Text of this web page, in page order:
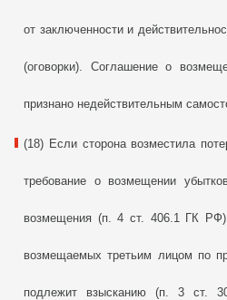
от заключенности и
(оговорки). Соглашение о
признано недействительным
(18) Если сторона возместила
требование о возмещении
возмещения (п. 4 ст. 406.1 ГК
возмещаемых третьим лицом по
подлежит взысканию (п. 3 ст.